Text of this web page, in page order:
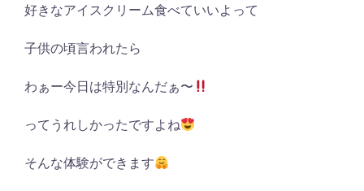
好きなアイスクリーム食べていいよって
子供の頃言われたら
わぁー今日は特別なんだぁ〜
ってうれしかったですよね
そんな体験ができます